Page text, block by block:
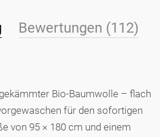
Bewertungen (112)
Bio-Baumwolle – flach
für den sofortigen
von 95 × 180 cm und einem